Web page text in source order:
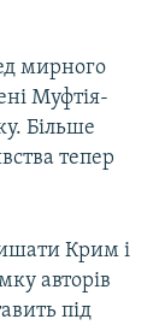
мирного
Муфтія-
Більше
тепер
Крим і
авторів
під